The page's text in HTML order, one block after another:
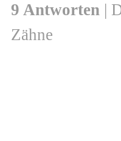
9 Antworten |
Zähne